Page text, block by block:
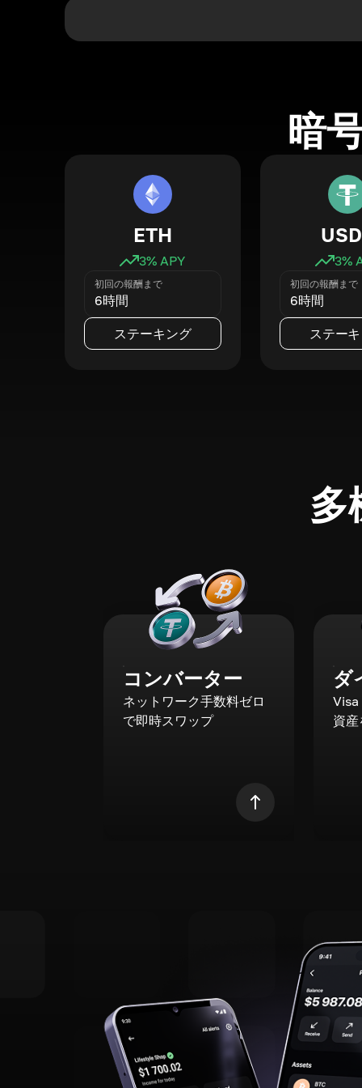
暗
ETH
3% APY
初回の報酬まで
6時間
ステーキング
3%
初回の報酬まで
6時間
ステー
多
コンバーター
ネットワーク手数料ゼロ
で即時スワップ
ダ
資